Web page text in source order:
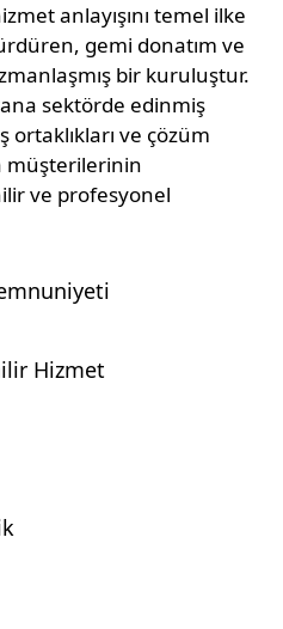
anlayışını temel ilke
gemi donatım ve
bir kuruluştur.
sektörde edinmiş
ve çözüm
müşterilerinin
ve profesyonel
Hizmet